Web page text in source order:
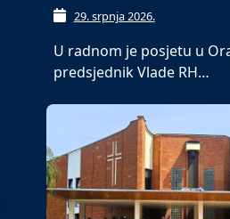
29. srpnja 2026.
U radnom je posjetu u
predsjednik Vlade RH…